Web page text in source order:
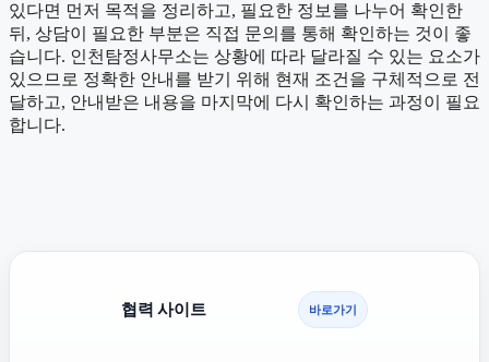
있다면 먼저 목적을 정리하고, 필요한 정보를 나누어 확인한
뒤, 상담이 필요한 부분은 직접 문의를 통해 확인하는 것이 좋
습니다. 인천탐정사무소는 상황에 따라 달라질 수 있는 요소가
있으므로 정확한 안내를 받기 위해 현재 조건을 구체적으로 전
달하고, 안내받은 내용을 마지막에 다시 확인하는 과정이 필요
합니다.
협력 사이트 바로가기